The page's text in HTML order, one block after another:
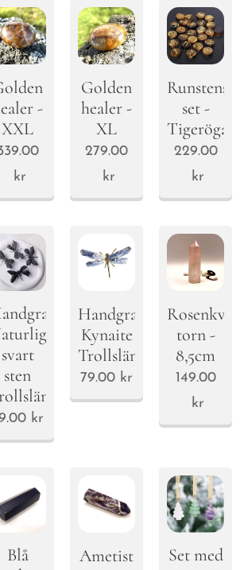
-
XXL
kr
Golden
healer -
XL
279.00
kr
Runstens-
set -
Tigeröga
229.00
kr
svart
sten
kr
Handgraverad
Kynaite
Trollslända
79.00 kr
torn -
8,5cm
149.00
kr
Blå
Ametist
Set med